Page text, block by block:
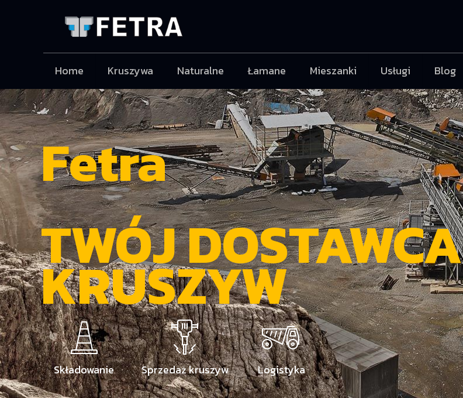
Home Kruszywa Naturalne Łamane Mieszanki Usługi Blog
Fetra
TWÓJ DOSTAWCA
KRUSZYW
Składowanie Sprzedaż kruszyw Logistyka